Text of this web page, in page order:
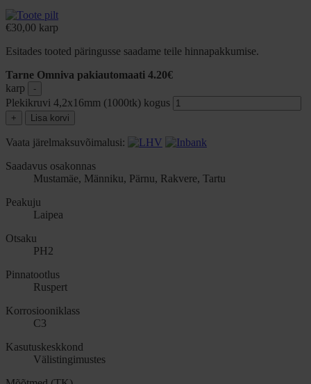
€30,00 karp
Esitades tooted päringusse saadame teile hinnapakkumise.
Tarne Omniva pakiautomaati 4.20€
karp
-
Plekikruvi 4,2x16mm (1000tk) kogus
+ Lisa korvi
Vaata järelmaksuvõimalusi:
Saadavus osakonnas
Mustamäe, Männiku, Pärnu, Rakvere, Tartu
Peakuju
Laipea
Otsaku
PH2
Pinnatootlus
Ruspert
Korrosiooniklass
C3
Kasutuskeskkond
Välistingimustes